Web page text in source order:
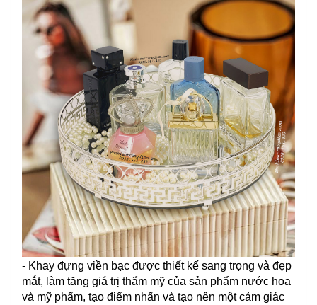
- Khay đựng viền bạc được thiết kế sang trọng và đẹp
mắt, làm tăng giá trị thẩm mỹ của sản phẩm nước hoa
và mỹ phẩm, tạo điểm nhấn và tạo nên một cảm giác